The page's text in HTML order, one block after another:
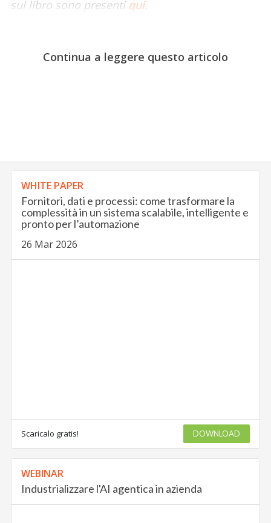
sul libro sono presenti qui.
Continua a leggere questo articolo
WHITE PAPER
Fornitori, dati e processi: come trasformare la
complessità in un sistema scalabile, intelligente e
pronto per l’automazione
26 Mar 2026
Scaricalo gratis! DOWNLOAD
WEBINAR
Industrializzare l'AI agentica in azienda